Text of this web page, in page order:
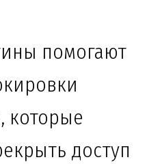
помогают
которые
доступ